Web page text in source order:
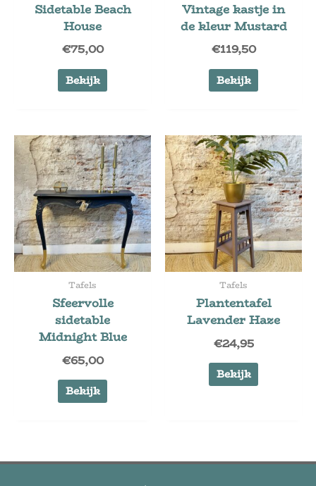
Sidetable Beach
House
€75,00
Bekijk
Vintage kastje in
de kleur Mustard
€119,50
Bekijk
Tafels
Sfeervolle
sidetable
Midnight Blue
€65,00
Bekijk
Tafels
Plantentafel
Lavender Haze
€24,95
Bekijk